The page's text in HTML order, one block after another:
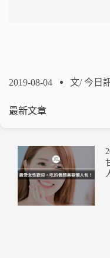
2019-08-04 文/今日
最新文章